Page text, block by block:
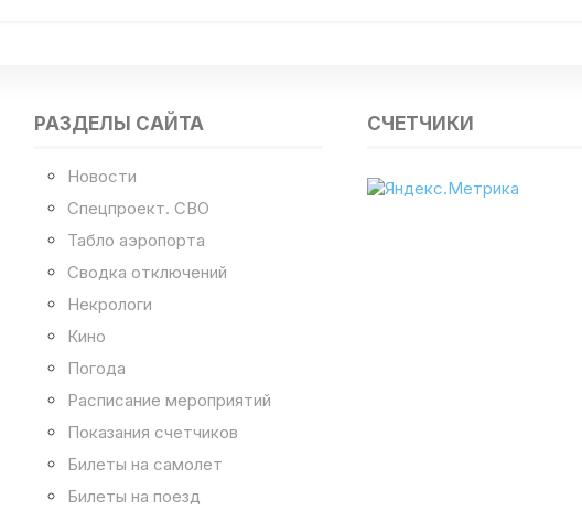
РАЗДЕЛЫ САЙТА
Новости
Спецпроект. СВО
Табло аэропорта
Сводка отключений
Некрологи
Кино
Погода
Расписание мероприятий
Показания счетчиков
Билеты на самолет
Билеты на поезд
СЧЕТЧИКИ